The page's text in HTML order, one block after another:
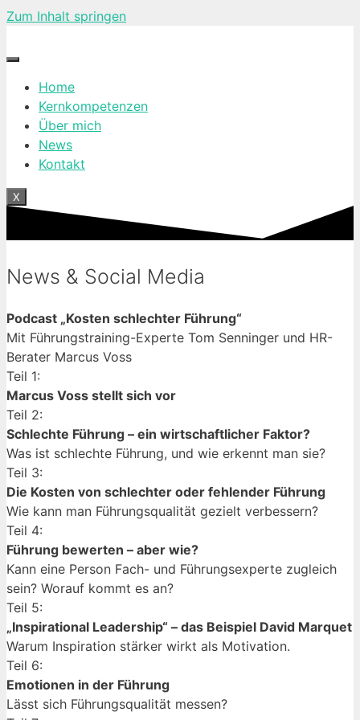
Zum Inhalt springen
Home
Kernkompetenzen
Über mich
News
Kontakt
X
News & Social Media
Podcast „Kosten schlechter Führung“
Mit Führungstraining-Experte Tom Senninger und HR-
Berater Marcus Voss
Teil 1:
Marcus Voss stellt sich vor
Teil 2:
Schlechte Führung – ein wirtschaftlicher Faktor?
Was ist schlechte Führung, und wie erkennt man sie?
Teil 3:
Die Kosten von schlechter oder fehlender Führung
Wie kann man Führungsqualität gezielt verbessern?
Teil 4:
Führung bewerten – aber wie?
Kann eine Person Fach- und Führungsexperte zugleich
sein? Worauf kommt es an?
Teil 5:
„Inspirational Leadership“ – das Beispiel David Marquet
Warum Inspiration stärker wirkt als Motivation.
Teil 6:
Emotionen in der Führung
Lässt sich Führungsqualität messen?